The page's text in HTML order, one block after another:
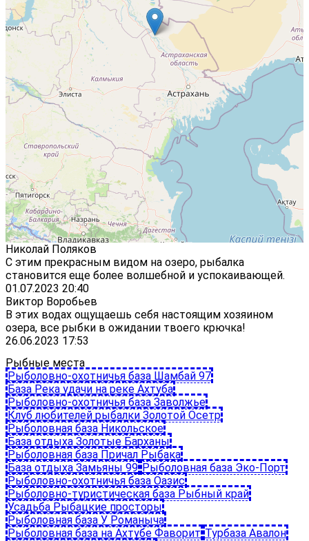
Николай Поляков
С этим прекрасным видом на озеро, рыбалка
становится еще более волшебной и успокаивающей.
01.07.2023 20:40
Виктор Воробьев
В этих водах ощущаешь себя настоящим хозяином
озера, все рыбки в ожидании твоего крючка!
26.06.2023 17:53
Рыбные места
Рыболовно-охотничья база Шамбай 97
База Река удачи на реке Ахтуба
Рыболовно-охотничья база Заволжье
Клуб любителей рыбалки Золотой Осетр
Рыболовная база Никольское
База отдыха Золотые Барханы
Рыболовная база Причал Рыбака
База отдыха Замьяны 99 Рыболовная база Эко-Порт
Рыболовно-охотничья база Оазис
Рыболовно-туристическая база Рыбный край
Усадьба Рыбацкие просторы
Рыболовная база У Романыча
Рыболовная база на Ахтубе Фаворит Турбаза Авалон